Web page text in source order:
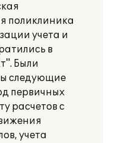
поликлиника
учета и
в
Были
следующие
первичных
расчетов с
учета